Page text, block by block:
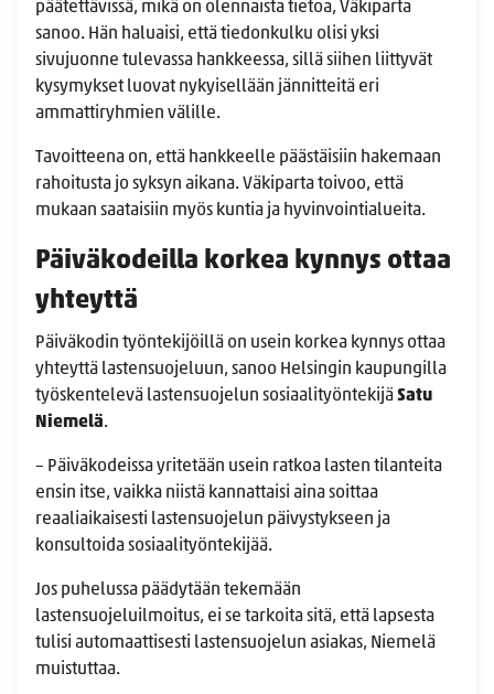
päätettävissä, mikä on olennaista tietoa, Väkiparta
sanoo. Hän haluaisi, että tiedonkulku olisi yksi
sivujuonne tulevassa hankkeessa, sillä siihen liittyvät
kysymykset luovat nykyisellään jännitteitä eri
ammattiryhmien välille.
Tavoitteena on, että hankkeelle päästäisiin hakemaan
rahoitusta jo syksyn aikana. Väkiparta toivoo, että
mukaan saataisiin myös kuntia ja hyvinvointialueita.
Päiväkodeilla korkea kynnys ottaa
yhteyttä
Päiväkodin työntekijöillä on usein korkea kynnys ottaa
yhteyttä lastensuojeluun, sanoo Helsingin kaupungilla
työskentelevä lastensuojelun sosiaalityöntekijäSatu
Niemelä.
– Päiväkodeissa yritetään usein ratkoa lasten tilanteita
ensin itse, vaikka niistä kannattaisi aina soittaa
reaaliaikaisesti lastensuojelun päivystykseen ja
konsultoida sosiaalityöntekijää.
Jos puhelussa päädytään tekemään
lastensuojeluilmoitus, ei se tarkoita sitä, että lapsesta
tulisi automaattisesti lastensuojelun asiakas, Niemelä
muistuttaa.